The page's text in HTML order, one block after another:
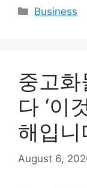
Categories
Business
중고화
다 ‘이
해입니
August 6,